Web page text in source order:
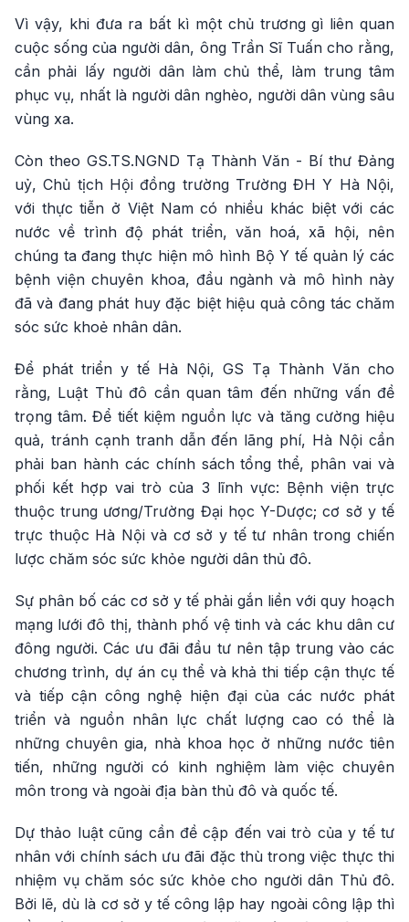
Vì vậy, khi đưa ra bất kì một chủ trương gì liên quan
cuộc sống của người dân, ông Trần Sĩ Tuấn cho rằng,
cần phải lấy người dân làm chủ thể, làm trung tâm
phục vụ, nhất là người dân nghèo, người dân vùng sâu
vùng xa.
Còn theo GS.TS.NGND Tạ Thành Văn - Bí thư Đảng
uỷ, Chủ tịch Hội đồng trường Trường ĐH Y Hà Nội,
với thực tiễn ở Việt Nam có nhiều khác biệt với các
nước về trình độ phát triển, văn hoá, xã hội, nên
chúng ta đang thực hiện mô hình Bộ Y tế quản lý các
bệnh viện chuyên khoa, đầu ngành và mô hình này
đã và đang phát huy đặc biệt hiệu quả công tác chăm
sóc sức khoẻ nhân dân.
Để phát triển y tế Hà Nội, GS Tạ Thành Văn cho
rằng, Luật Thủ đô cần quan tâm đến những vấn đề
trọng tâm. Để tiết kiệm nguồn lực và tăng cường hiệu
quả, tránh cạnh tranh dẫn đến lãng phí, Hà Nội cần
phải ban hành các chính sách tổng thể, phân vai và
phối kết hợp vai trò của 3 lĩnh vực: Bệnh viện trực
thuộc trung ương/Trường Đại học Y-Dược; cơ sở y tế
trực thuộc Hà Nội và cơ sở y tế tư nhân trong chiến
lược chăm sóc sức khỏe người dân thủ đô.
Sự phân bố các cơ sở y tế phải gắn liền với quy hoạch
mạng lưới đô thị, thành phố vệ tinh và các khu dân cư
đông người. Các ưu đãi đầu tư nên tập trung vào các
chương trình, dự án cụ thể và khả thi tiếp cận thực tế
và tiếp cận công nghệ hiện đại của các nước phát
triển và nguồn nhân lực chất lượng cao có thể là
những chuyên gia, nhà khoa học ở những nước tiên
tiến, những người có kinh nghiệm làm việc chuyên
môn trong và ngoài địa bàn thủ đô và quốc tế.
Dự thảo luật cũng cần đề cập đến vai trò của y tế tư
nhân với chính sách ưu đãi đặc thù trong việc thực thi
nhiệm vụ chăm sóc sức khỏe cho người dân Thủ đô.
Bởi lẽ, dù là cơ sở y tế công lập hay ngoài công lập thì